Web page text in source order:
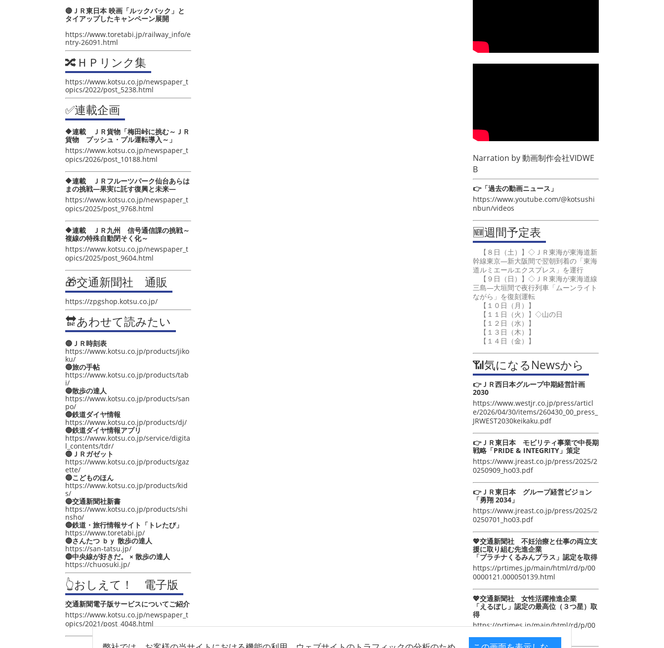
🔴ＪＲ東日本 映画「ルックバック」と
タイアップしたキャンペーン展開
https://www.toretabi.jp/railway_info/e
ntry-26091.html
🔀ＨＰリンク集
https://www.kotsu.co.jp/newspaper_t
opics/2022/post_5238.html
✅連載企画
🔶連載 ＪＲ貨物「梅田峠に挑む～ＪＲ
貨物 プッシュ・プル運転導入～」
https://www.kotsu.co.jp/newspaper_t
opics/2026/post_10188.html
🔶連載 ＪＲフルーツパーク仙台あらは
まの挑戦―果実に託す復興と未来―
https://www.kotsu.co.jp/newspaper_t
opics/2025/post_9768.html
🔶連載 ＪＲ九州 信号通信課の挑戦～
複線の特殊自動閉そく化～
https://www.kotsu.co.jp/newspaper_t
opics/2025/post_9604.html
🎁交通新聞社 通販
https://zpgshop.kotsu.co.jp/
🔛あわせて読みたい
🔵ＪＲ時刻表
https://www.kotsu.co.jp/products/jiko
ku/
🔵旅の手帖
https://www.kotsu.co.jp/products/tab
i/
🔵散歩の達人
https://www.kotsu.co.jp/products/san
po/
🔵鉄道ダイヤ情報
https://www.kotsu.co.jp/products/dj/
🔵鉄道ダイヤ情報アプリ
https://www.kotsu.co.jp/service/digita
l_contents/tdr/
🔵ＪＲガゼット
https://www.kotsu.co.jp/products/gaz
ette/
🔵こどものほん
https://www.kotsu.co.jp/products/kid
s/
🔵交通新聞社新書
https://www.kotsu.co.jp/products/shi
nsho/
🔵鉄道・旅行情報サイト「トレたび」
https://www.toretabi.jp/
🔵さんたつ ｂｙ 散歩の達人
https://san-tatsu.jp/
🔵中央線が好きだ。 × 散歩の達人
https://chuosuki.jp/
👆おしえて！ 電子版
交通新聞電子版サービスについてご紹介
https://www.kotsu.co.jp/newspaper_t
opics/2021/post_4048.html
Narration by動画制作会社VIDWE
B
👉「過去の動画ニュース」
https://www.youtube.com/@kotsushi
nbun/videos
🆕週間予定表
【８日（土）】◇ＪＲ東海が東海道新
幹線東京―新大阪間で翌朝到着の「東海
道ルミエールエクスプレス」を運行
【９日（日）】◇ＪＲ東海が東海道線
三島―大垣間で夜行列車「ムーンライト
ながら」を復刻運転
【１０日（月）】
【１１日（火）】◇山の日
【１２日（水）】
【１３日（木）】
【１４日（金）】
📶気になるNewsから
👉ＪＲ西日本グループ中期経営計画
2030
https://www.westjr.co.jp/press/articl
e/2026/04/30/items/260430_00_press_
JRWEST2030keikaku.pdf
👉ＪＲ東日本 モビリティ事業で中長期
戦略「PRIDE & INTEGRITY」策定
https://www.jreast.co.jp/press/2025/2
0250909_ho03.pdf
👉ＪＲ東日本 グループ経営ビジョン
「勇翔 2034」
https://www.jreast.co.jp/press/2025/2
0250701_ho03.pdf
💖交通新聞社 不妊治療と仕事の両立支
援に取り組む先進企業
「プラチナくるみんプラス」認定を取得
https://prtimes.jp/main/html/rd/p/00
0000121.000050139.html
💖交通新聞社 女性活躍推進企業
「えるぼし」認定の最高位（３つ星）取
得
https://prtimes.jp/main/html/rd/p/00